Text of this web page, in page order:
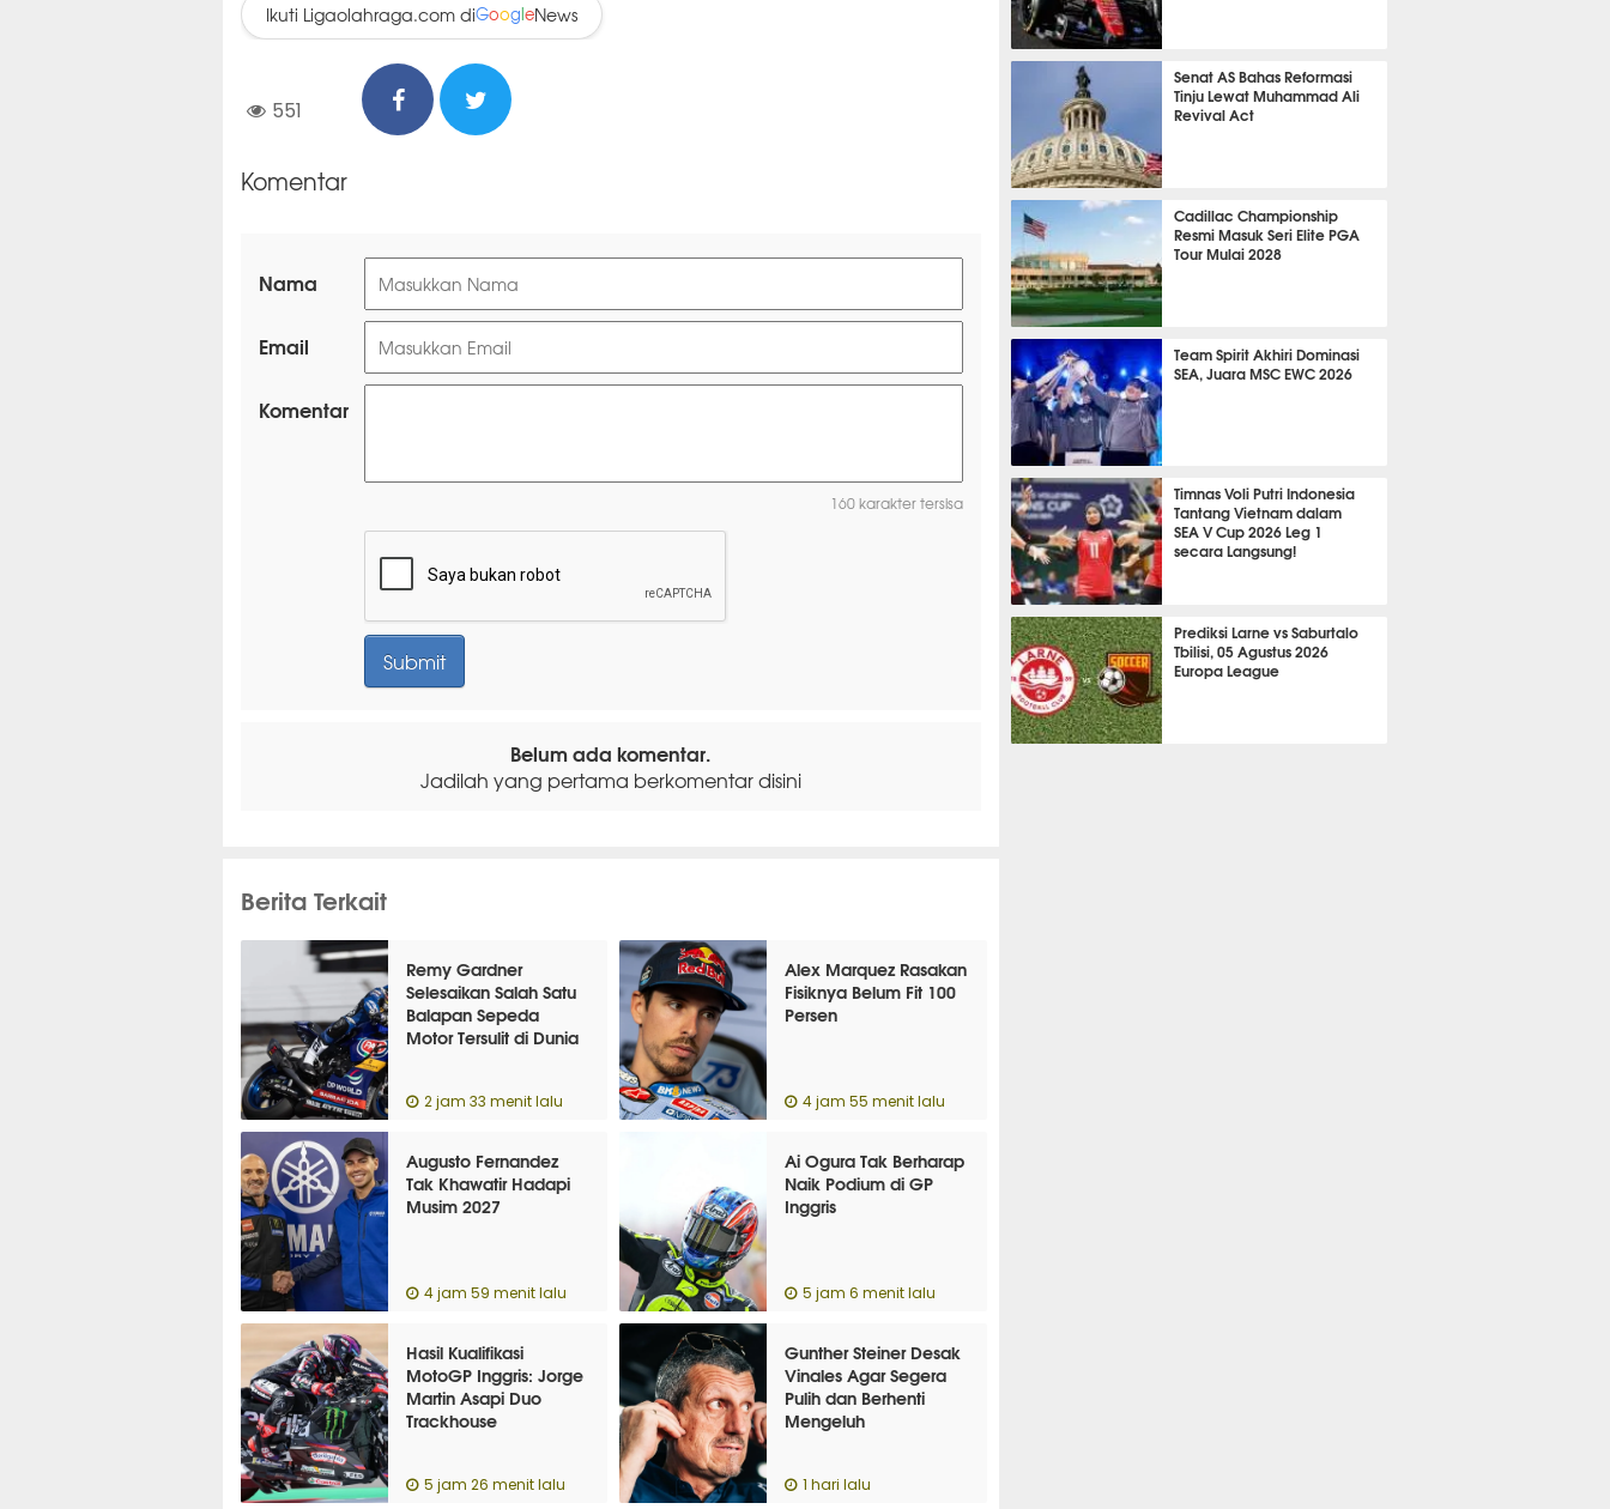
Ikuti Ligaolahraga.com diGoogleNews
551
Komentar
Nama
Email
Komentar
160 karakter tersisa
Belum ada komentar.
Jadilah yang pertama berkomentar disini
Berita Terkait
Remy Gardner
Selesaikan Salah Satu
Balapan Sepeda
Motor Tersulit di Dunia
2 jam 33 menit lalu
Alex Marquez Rasakan
Fisiknya Belum Fit 100
Persen
4 jam 55 menit lalu
Augusto Fernandez
Tak Khawatir Hadapi
Musim 2027
4 jam 59 menit lalu
Ai Ogura Tak Berharap
Naik Podium di GP
Inggris
5 jam 6 menit lalu
Hasil Kualifikasi
MotoGP Inggris: Jorge
Martin Asapi Duo
Trackhouse
5 jam 26 menit lalu
Gunther Steiner Desak
Vinales Agar Segera
Pulih dan Berhenti
Mengeluh
1 hari lalu
F1
Senat AS Bahas Reformasi
Tinju Lewat Muhammad Ali
Revival Act
TINJU
Cadillac Championship
Resmi Masuk Seri Elite PGA
Tour Mulai 2028
GOLF
Team Spirit Akhiri Dominasi
SEA, Juara MSC EWC 2026
ESPORTS
Timnas Voli Putri Indonesia
Tantang Vietnam dalam
SEA V Cup 2026 Leg 1
secara Langsung!
OLAHRAGA LAIN
Prediksi Larne vs Saburtalo
Tbilisi, 05 Agustus 2026
Europa League